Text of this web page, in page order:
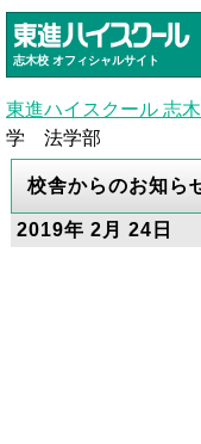
志木校 オフィシャルサイト
東進ハイスクール 志
学 法学部
校舎からのお知ら
2019年 2月 24日